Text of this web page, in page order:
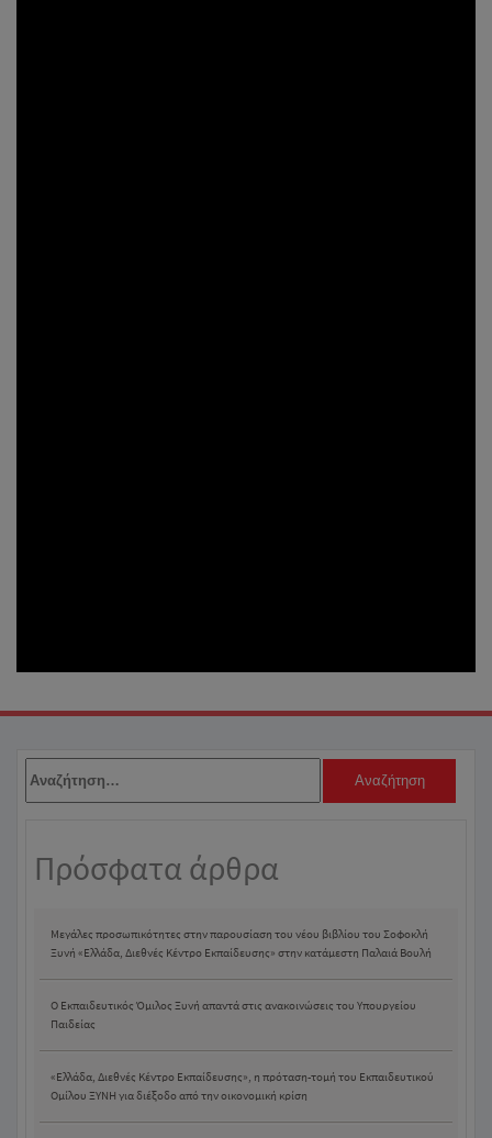
για:
Πρόσφατα άρθρα
Μεγάλες προσωπικότητες στην παρουσίαση του νέου βιβλίου του Σοφοκλή
Ξυνή «Ελλάδα, Διεθνές Κέντρο Εκπαίδευσης» στην κατάμεστη Παλαιά Βουλή
Ο Εκπαιδευτικός Όμιλος Ξυνή απαντά στις ανακοινώσεις του Υπουργείου
Παιδείας
«Ελλάδα, Διεθνές Κέντρο Εκπαίδευσης», η πρόταση-τομή του Εκπαιδευτικού
Ομίλου ΞΥΝΗ για διέξοδο από την οικονομική κρίση